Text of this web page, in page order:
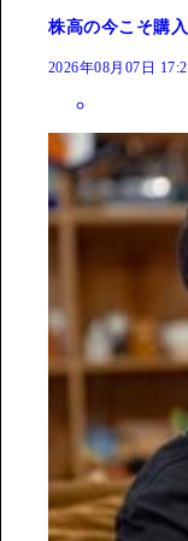
株高の今こそ購
2026年08月07日